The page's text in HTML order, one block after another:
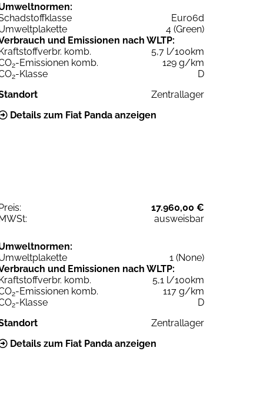
Euro6d
4 (Green)
und Emissionen nach WLTP:
komb.
5,7 l/100km
2-Emissionen komb.
129 g/km
2-Klasse
D
Zentrallager
Details zum Fiat Panda anzeigen
17.960,00 €
ausweisbar
1 (None)
und Emissionen nach WLTP:
komb.
5,1 l/100km
2-Emissionen komb.
117 g/km
2-Klasse
D
Zentrallager
Details zum Fiat Panda anzeigen